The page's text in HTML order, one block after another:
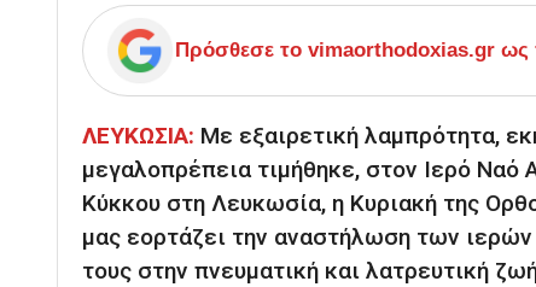
Πρόσθεσε το vimaorthodoxias.gr ως
ΛΕΥΚΩΣΙΑ: Με εξαιρετική λαμπρότητα,
μεγαλοπρέπεια τιμήθηκε, στον Ιερό Ναό
Κύκκου στη Λευκωσία, η Κυριακή της
μας εορτάζει την αναστήλωση των
τους στην πνευματική και λατρευτική